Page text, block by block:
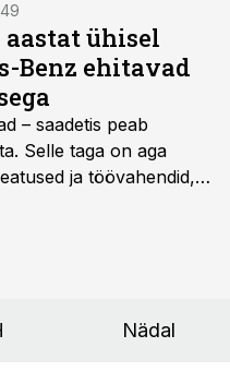
ühisel
Benz ehitavad
– saadetis peab
Selle taga on aga
ja töövahendid,
Nädal